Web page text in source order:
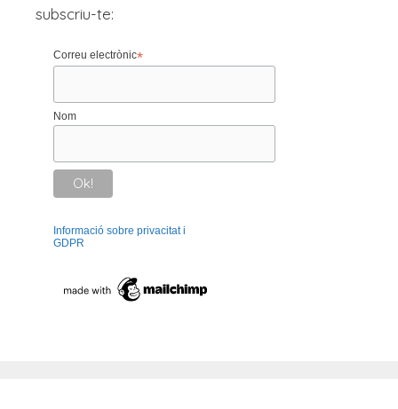
subscriu-te:
Correu electrònic*
Nom
Informació sobre privacitat i
GDPR